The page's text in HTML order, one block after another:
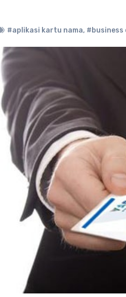
#aplikasi kartu nama, #business